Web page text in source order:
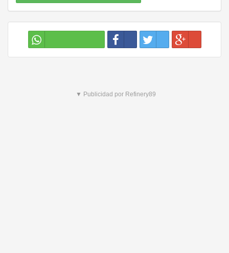
▼ Publicidad por Refinery89